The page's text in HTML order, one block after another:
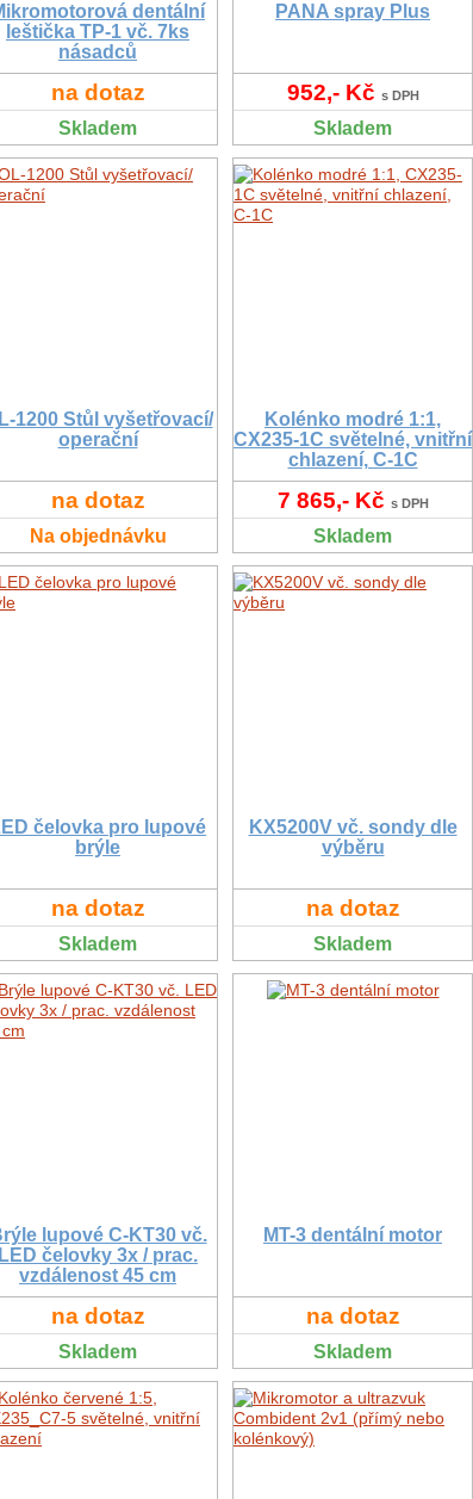
dentální
leštička TP-1 vč. 7ks
násadců
na dotaz
Skladem
PANA spray Plus
952,- Kč s DPH
Skladem
1200 Stůl vyšetřovací/
operační
na dotaz
Na objednávku
Kolénko modré 1:1,
CX235-1C světelné, vnitřní
chlazení, C-1C
7 865,- Kč s DPH
Skladem
čelovka pro lupové
brýle
na dotaz
Skladem
KX5200V vč. sondy dle
výběru
na dotaz
Skladem
lupové C-KT30 vč.
čelovky 3x / prac.
vzdálenost 45 cm
na dotaz
Skladem
MT-3 dentální motor
na dotaz
Skladem